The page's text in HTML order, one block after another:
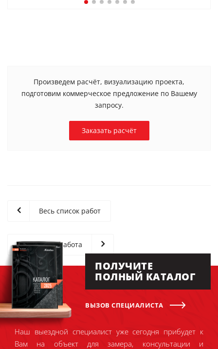
Произведем расчёт, визуализацию проекта,
подготовим коммерческое предложение по Вашему
запросу.
Заказать расчёт
Весь список работ
Следующая работа
ПОЛУЧИТЕ
ПОЛНЫЙ КАТАЛОГ
ВЫЗОВ СПЕЦИАЛИСТА
Наш выездной специалист уже сегодня прибудет к
Вам на объект для замера, консультации и